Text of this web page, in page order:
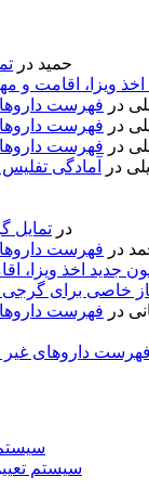
حمید در
ویزا، اقامت و
در فهرست
در فهرست
در فهرست
در
آمادگی
در تمایل
در فهرست
جدید اخذ ویزا،
خاصی برای
در فهرست
فهرست داروهای
سیستم